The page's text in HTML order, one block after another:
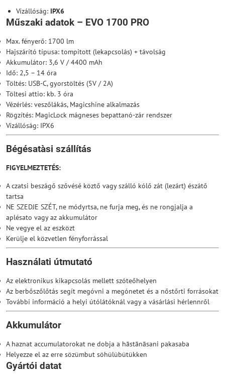
Vízállóság: IPX6
Műszaki adatok – EVO 1700 PRO
Max. fényerő: 1700 lm
Hajszárító típusa: tompitott (lekapcsolás) + távolság
Akkumulátor: 3,6 V / 4400 mAh
Idő: 2,5 – 14 óra
Töltés: USB-C, gyorstöltés (5V / 2A)
Töltesi attio: kb. 3 óra
Vézérlés: veszőlákás, Magicshine alkalmazás
Rögzítés: MagicLock mágneses bepattanó-zár rendszer
Vízállóság: IPX6
Bégésatàsi szállítás
FIGYELMEZTETÉS:
A czatsi beszágő szővésé köztő vagy szálló kólő zát (lezárt) észátő
tartsa
NE SZEDJE SZÉT, ne módyrtsa, ne furja meg, és ne rongjalja a
aplésato vagy az akkumulátor
Ne vegye el az eszközt
Kerülje el közvetlen fényforrással
Használati útmutató
Az elektronikus kikapcsolás mellett szóteőhelyen
Az berbőszőlőtás segít megóvni a megónetet és a nőstőrti forrásokat
További információ a helyi útólátóknál vagy a vásárlási hérlennről
Akkumulátor
A haznat accumulatorokat ne dobja a hāstānāsani pakasaba
Helyezze el az erre sözümbut söhülübütükken
Gyártói datat